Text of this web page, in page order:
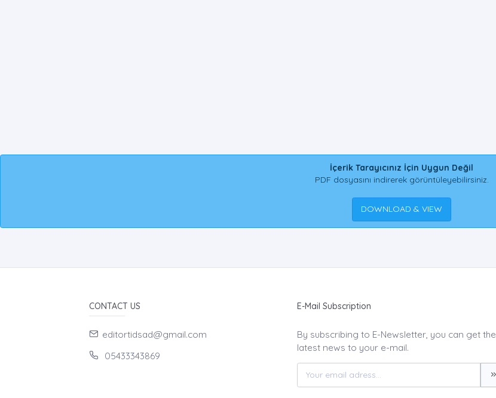
İçerik Tarayıcınız İçin Uygun Değil
PDF dosyasını indirerek görüntüleyebilirsiniz.
DOWNLOAD & VIEW
CONTACT US
editortidsad@gmail.com
05433343869
E-Mail Subscription
By subscribing to E-Newsletter, you can get the
latest news to your e-mail.